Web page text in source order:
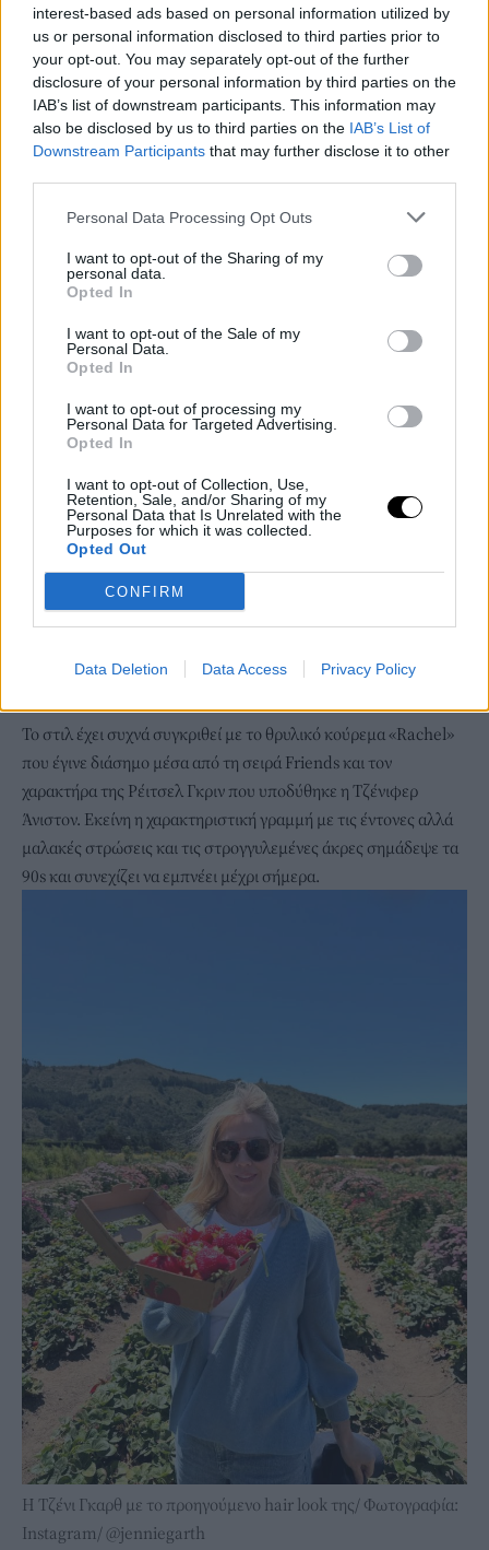
interest-based ads based on personal information utilized by
us or personal information disclosed to third parties prior to
your opt-out. You may separately opt-out of the further
disclosure of your personal information by third parties on the
IAB’s list of downstream participants. This information may
also be disclosed by us to third parties on the IAB’s List of
Downstream Participants that may further disclose it to other
Personal Data Processing Opt Outs
I want to opt-out of the Sharing of my
personal data.
Opted In
I want to opt-out of the Sale of my
Personal Data.
Opted In
I want to opt-out of processing my
Personal Data for Targeted Advertising.
Opted In
I want to opt-out of Collection, Use,
Retention, Sale, and/or Sharing of my
Personal Data that Is Unrelated with the
Purposes for which it was collected.
Opted Out
CONFIRM
Data Deletion Data Access Privacy Policy
πρόσωπο και οι υπόλοιπες μακραίνουν προς τα πίσω,
δημιουργώντας μια καμπύλη σε σχήμα C».
Το στιλ έχει συχνά συγκριθεί με το θρυλικό κούρεμα «Rachel»
που έγινε διάσημο μέσα από τη σειρά Friends και τον
χαρακτήρα της Ρέιτσελ Γκριν που υποδύθηκε η Τζένιφερ
Άνιστον. Εκείνη η χαρακτηριστική γραμμή με τις έντονες αλλά
μαλακές στρώσεις και τις στρογγυλεμένες άκρες σημάδεψε τα
90s και συνεχίζει να εμπνέει μέχρι σήμερα.
Η Τζένι Γκαρθ με το προηγούμενο hair look της/ Φωτογραφία:
Instagram/ @jenniegarth